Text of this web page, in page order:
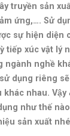
truyền sản
ứng,…. Sử
sự hiện diện
tiếp xúc vật lý
ngành nghề
dụng riêng
khác nhau. Vậy
như thế
sản xuất